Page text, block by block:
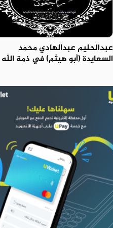
عبدالحليم عبدالهادي محمد
السعايدة (أبو هيثم) في ذمة الله